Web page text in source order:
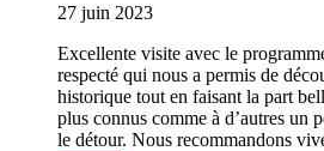
27 juin 2023
Excellente visite avec le
respecté qui nous a permis de
historique tout en faisant la part
plus connus comme à d’autres un
le détour. Nous recommandons